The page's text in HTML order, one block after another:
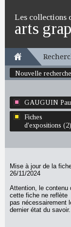
Les collections
arts
Nouvelle recherche
GAUGUIN
Fiches
d'expositions (2)
Mise à jour de la
26/11/2024
Attention, le contenu
cette fiche ne reflète
pas nécessairement
dernier état du savoir.